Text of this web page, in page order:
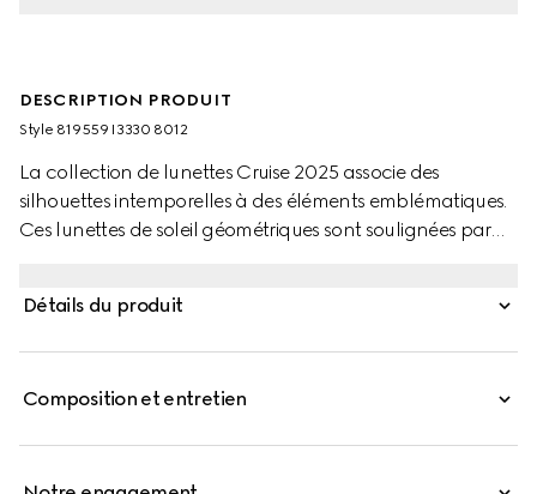
DESCRIPTION PRODUIT
Style ‎819559 I3330 8012
La collection de lunettes Cruise 2025 associe des
silhouettes intemporelles à des éléments emblématiques.
Ces lunettes de soleil géométriques sont soulignées par
Détails du produit
Composition et entretien